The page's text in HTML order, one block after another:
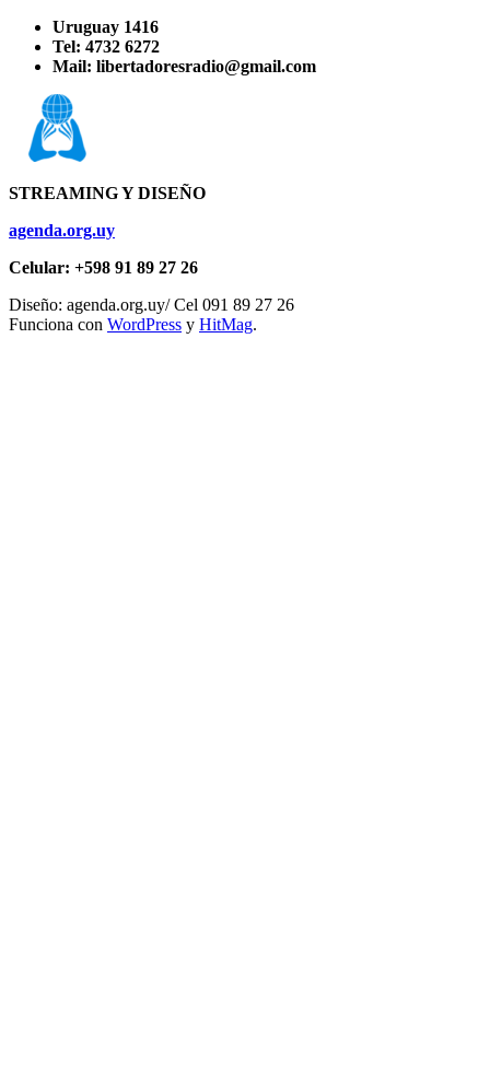
Uruguay 1416
Tel: 4732 6272
Mail: libertadoresradio@gmail.com
STREAMING Y DISEÑO
agenda.org.uy
Celular: +598 91 89 27 26
Diseño: agenda.org.uy/ Cel 091 89 27 26
Funciona con WordPress y HitMag.